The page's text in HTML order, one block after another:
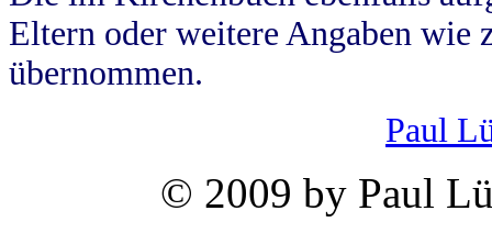
Eltern oder weitere Angaben wie
übernommen.
Paul
© 2009 by Paul